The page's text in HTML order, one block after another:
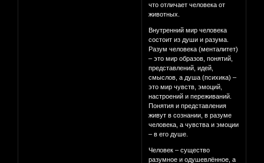
что отличает человека от
животных.
Внутренний мир человека
состоит из души и разума.
Разум человека (менталитет)
– это мир образов, понятий,
представлений, идей,
смыслов, а душа (психика) –
это мир чувств, эмоций,
настроений и переживаний.
Понятия и представления
живут в сознании, в разуме
человека, а чувства и эмоции
– в его душе.
Человек – существо
разумное и одушевлённое, а